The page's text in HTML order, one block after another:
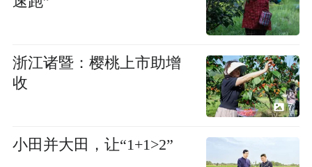
浙江诸暨：樱桃上市助增
收
7
小田并大田，让“1+1>2”